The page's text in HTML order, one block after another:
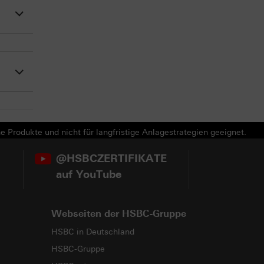
Produkte und nicht für langfristige Anlagestrategien geeignet.
@HSBCZERTIFIKATE
auf YouTube
Webseiten der HSBC-Gruppe
HSBC in Deutschland
HSBC-Gruppe